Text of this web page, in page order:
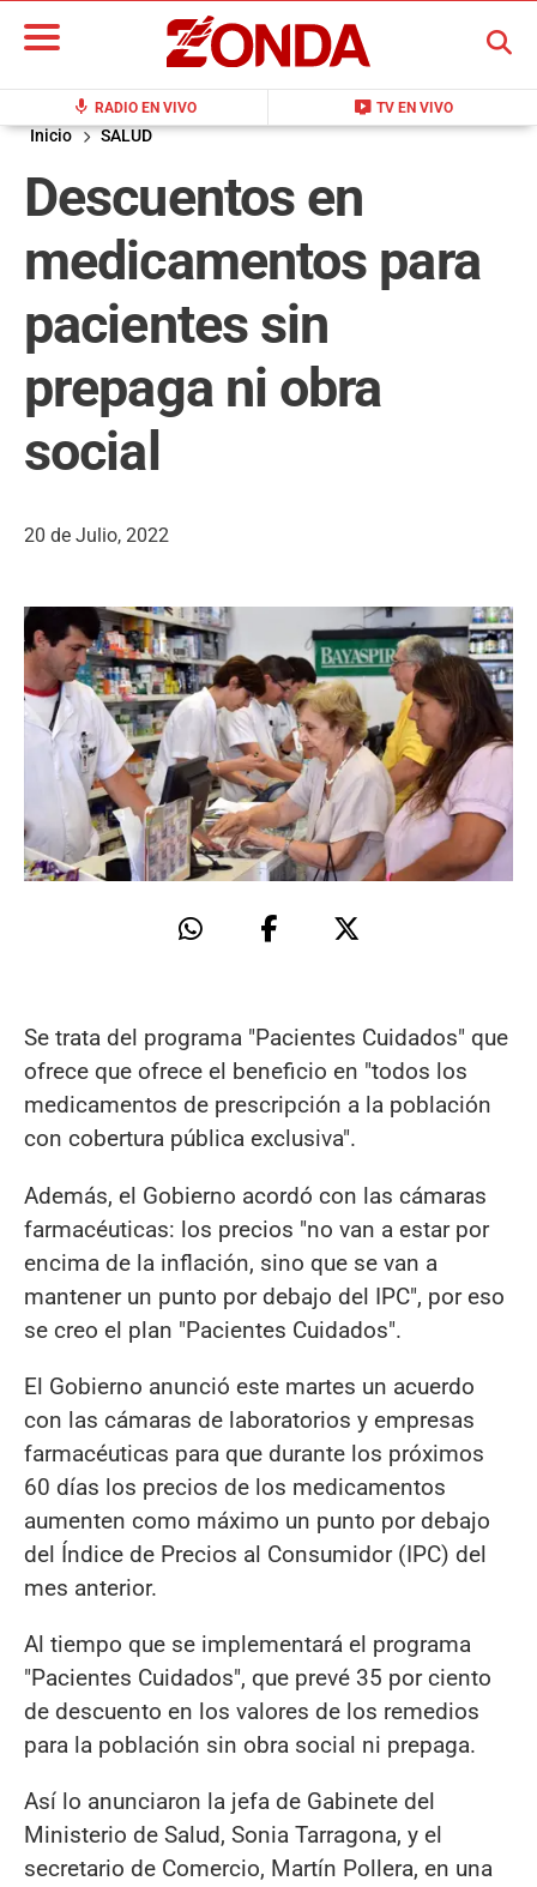
mic RADIO EN VIVO live_tv TV EN VIVO
BUSCAR
Inicio SALUD
Descuentos en
medicamentos para
pacientes sin
prepaga ni obra
social
20 de Julio, 2022
Se trata del programa "Pacientes Cuidados" que
ofrece que ofrece el beneficio en "todos los
medicamentos de prescripción a la población
con cobertura pública exclusiva".
Además, el Gobierno acordó con las cámaras
farmacéuticas: los precios "no van a estar por
encima de la inflación, sino que se van a
mantener un punto por debajo del IPC", por eso
se creo el plan "Pacientes Cuidados".
El Gobierno anunció este martes un acuerdo
con las cámaras de laboratorios y empresas
farmacéuticas para que durante los próximos
60 días los precios de los medicamentos
aumenten como máximo un punto por debajo
del Índice de Precios al Consumidor (IPC) del
mes anterior.
Al tiempo que se implementará el programa
"Pacientes Cuidados", que prevé 35 por ciento
de descuento en los valores de los remedios
para la población sin obra social ni prepaga.
Así lo anunciaron la jefa de Gabinete del
Ministerio de Salud, Sonia Tarragona, y el
secretario de Comercio, Martín Pollera, en una